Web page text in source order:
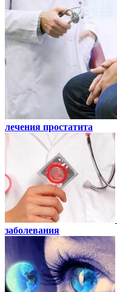
лечения простатита
заболевания